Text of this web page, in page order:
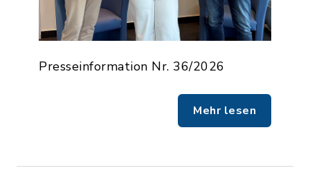
Presseinformation Nr. 36/2026
Mehr lesen